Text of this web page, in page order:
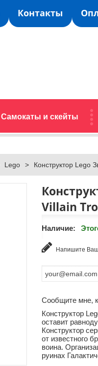
Контакты
Самокаты и скейты
Lego > Конструктор Lego
Villain
Наличие:
Напишите
Сообщите мне,
Конструктор
оставит
Конструктор
от известного
воина.
руинах